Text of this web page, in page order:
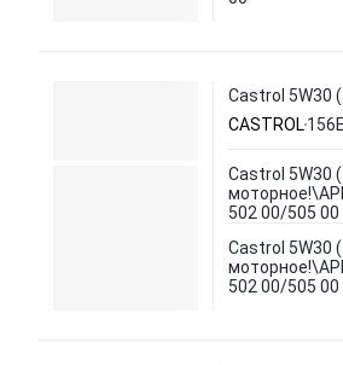
Castrol 5W30
CASTROL
Castrol 5W30
моторное!\API
502 00/505 00
Castrol 5W30
моторное!\API
502 00/505 00